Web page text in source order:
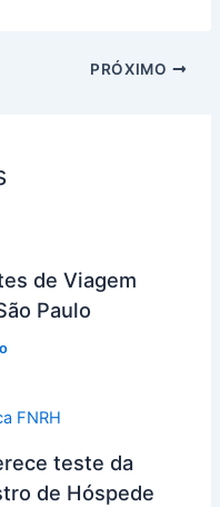
PRÓXIMO
de Viagem
Paulo
teste da
de Hóspede